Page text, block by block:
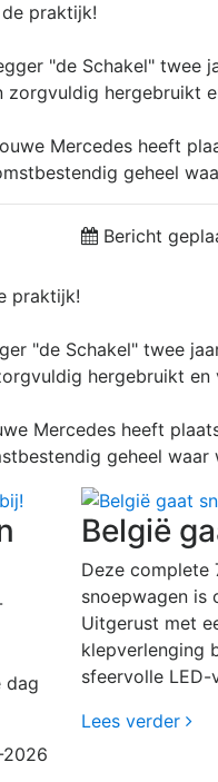
praktijk!
"de Schakel" twee
hergebruikt
Mercedes heeft
geheel
Bericht
praktijk!
"de Schakel" twee
hergebruikt
Mercedes heeft
geheel
dag
België
Deze complete
snoepwagen is
Uitgerust met
klepverlenging
sfeervolle LED-
Lees verder